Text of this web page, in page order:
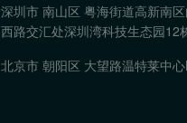
深圳市 南山区 粤海街道高新南
西路交汇处深圳湾科技生态园12
北京市 朝阳区 大望路温特莱中